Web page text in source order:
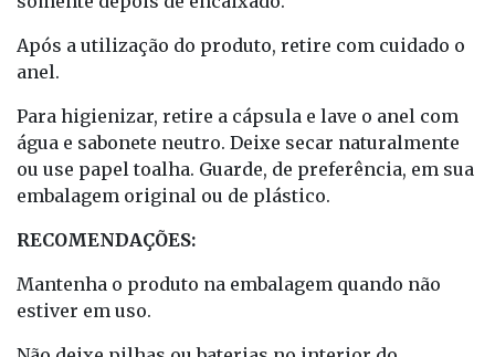
Após a utilização do produto, retire com cuidado o
anel.
Para higienizar, retire a cápsula e lave o anel com
água e sabonete neutro. Deixe secar naturalmente
ou use papel toalha. Guarde, de preferência, em sua
embalagem original ou de plástico.
RECOMENDAÇÕES:
Mantenha o produto na embalagem quando não
estiver em uso.